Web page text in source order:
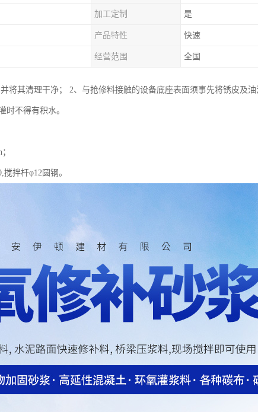
加工定制 是
产品特性 快速
经营范围 全国
将其清理干净； 2、与抢修料接触的设备底座表面须事先将锈皮及
时不得有积水。
拌杆φ12圆钢。